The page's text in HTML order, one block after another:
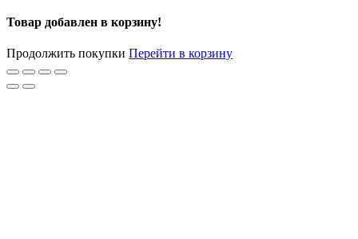
Товар добавлен в корзину!
Продолжить покупки Перейти в корзину